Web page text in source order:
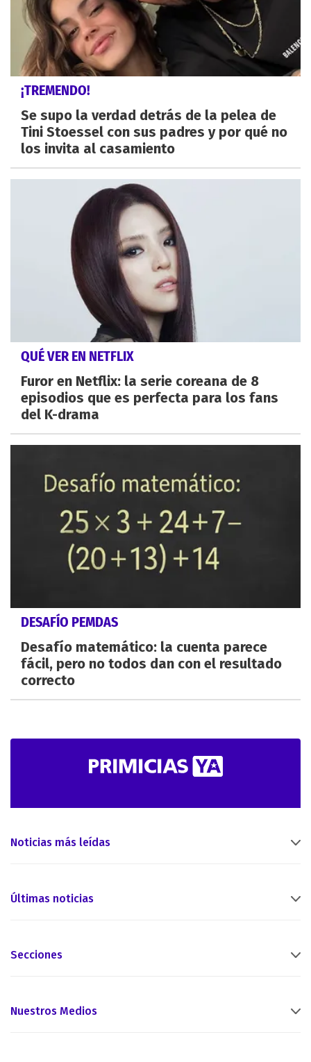
¡TREMENDO!
Se supo la verdad detrás de la pelea de
Tini Stoessel con sus padres y por qué no
los invita al casamiento
QUÉ VER EN NETFLIX
Furor en Netflix: la serie coreana de 8
episodios que es perfecta para los fans
del K-drama
DESAFÍO PEMDAS
Desafío matemático: la cuenta parece
fácil, pero no todos dan con el resultado
correcto
Noticias más leídas
Últimas noticias
Secciones
Nuestros Medios